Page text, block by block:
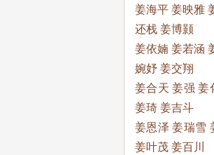
姜海平 姜映雅
还栈 姜博颢
姜依婻 姜若涵
婉妤 姜交翔
姜合天 姜强 姜
姜琦 姜吉斗
姜恩泽 姜瑞雪
姜叶茂 姜百川